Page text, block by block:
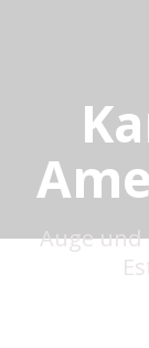
Auge und